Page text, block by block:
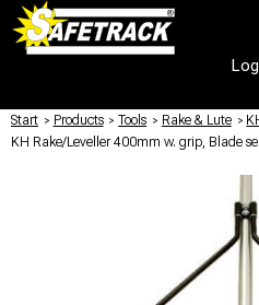
Start / Products / Tools / Rake & Lute /
KH Rake/Leveller 400mm w. grip, Blade